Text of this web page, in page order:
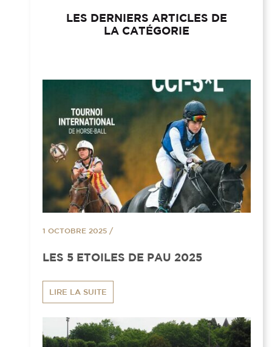
LES DERNIERS ARTICLES DE
LA CATÉGORIE
1 OCTOBRE 2025 /
LES 5 ETOILES DE PAU 2025
LIRE LA SUITE